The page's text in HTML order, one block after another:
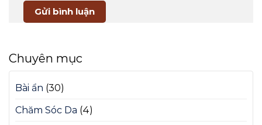
Chuyên mục
Bài ẩn (30)
Chăm Sóc Da (4)